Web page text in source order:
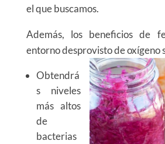
el que buscamos.
Además, los beneficios de
entorno desprovisto de oxígeno
Obtendrá
s niveles
más altos
de
bacterias